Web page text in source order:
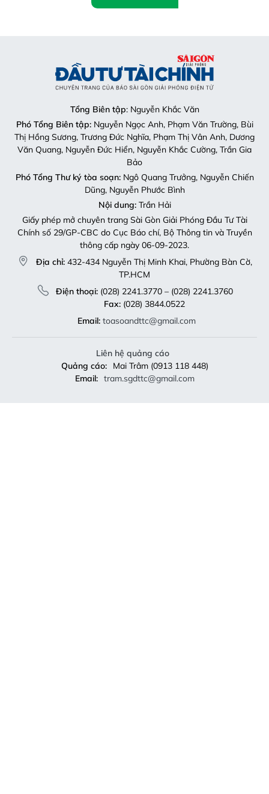
Tổng Biên tập: Nguyễn Khắc Văn
Phó Tổng Biên tập:Nguyễn Ngọc Anh, Phạm Văn Trường, Bùi
Thị Hồng Sương, Trương Đức Nghĩa, Phạm Thị Vân Anh, Dương
Văn Quang, Nguyễn Đức Hiển, Nguyễn Khắc Cường, Trần Gia
Bảo
Phó Tổng Thư ký tòa soạn:Ngô Quang Trưởng, Nguyễn Chiến
Dũng, Nguyễn Phước Bình
Nội dung:Trần Hải
Giấy phép mở chuyên trang Sài Gòn Giải Phóng Đầu Tư Tài
Chính số 29/GP-CBC do Cục Báo chí, Bộ Thông tin và Truyền
thông cấp ngày 06-09-2023.
Địa chỉ: 432-434 Nguyễn Thị Minh Khai, Phường Bàn Cờ,
TP.HCM
Điện thoại:(028) 2241.3770 – (028) 2241.3760
Fax:(028) 3844.0522
Email: toasoandttc@gmail.com
Liên hệ quảng cáo
Quảng cáo:
Mai Trâm (0913 118 448)
Email: tram.sgdttc@gmail.com